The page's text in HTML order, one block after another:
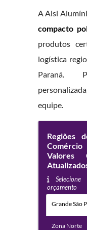
A Alsi
compacto
produtos
logística
Paraná.
equipe.
Regiões
Valores
orçamento
Grande São
Zona Norte